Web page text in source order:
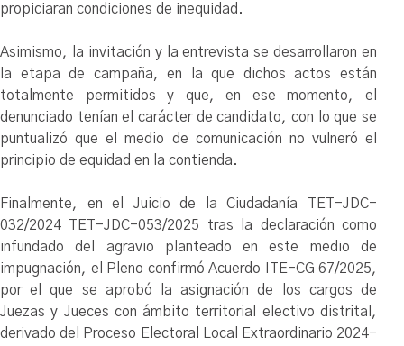
propiciaran condiciones de inequidad.
Asimismo, la invitación y la entrevista se desarrollaron en
la etapa de campaña, en la que dichos actos están
totalmente permitidos y que, en ese momento, el
denunciado tenían el carácter de candidato, con lo que se
puntualizó que el medio de comunicación no vulneró el
principio de equidad en la contienda.
Finalmente, en el Juicio de la Ciudadanía TET-JDC-
032/2024 TET-JDC-053/2025 tras la declaración como
infundado del agravio planteado en este medio de
impugnación, el Pleno confirmó Acuerdo ITE-CG 67/2025,
por el que se aprobó la asignación de los cargos de
Juezas y Jueces con ámbito territorial electivo distrital,
derivado del Proceso Electoral Local Extraordinario 2024-